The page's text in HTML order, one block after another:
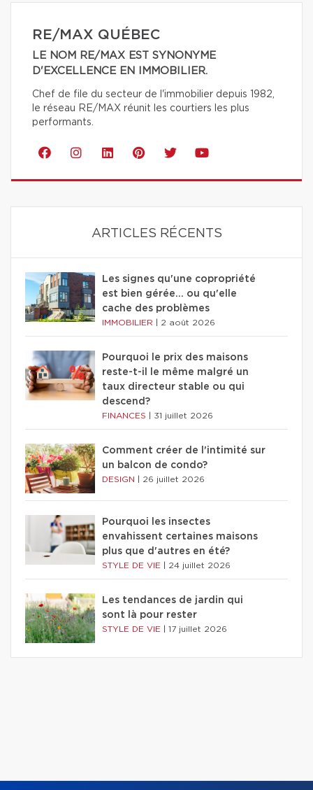
RE/MAX QUÉBEC
LE NOM RE/MAX EST SYNONYME
D'EXCELLENCE EN IMMOBILIER.
Chef de file du secteur de l'immobilier depuis 1982,
le réseau RE/MAX réunit les courtiers les plus
performants.
ARTICLES RÉCENTS
Les signes qu'une copropriété
est bien gérée… ou qu'elle
cache des problèmes
IMMOBILIER 2 août 2026
Pourquoi le prix des maisons
reste-t-il le même malgré un
taux directeur stable ou qui
descend?
FINANCES 31 juillet 2026
Comment créer de l'intimité sur
un balcon de condo?
DESIGN 26 juillet 2026
Pourquoi les insectes
envahissent certaines maisons
plus que d'autres en été?
STYLE DE VIE 24 juillet 2026
Les tendances de jardin qui
sont là pour rester
STYLE DE VIE 17 juillet 2026